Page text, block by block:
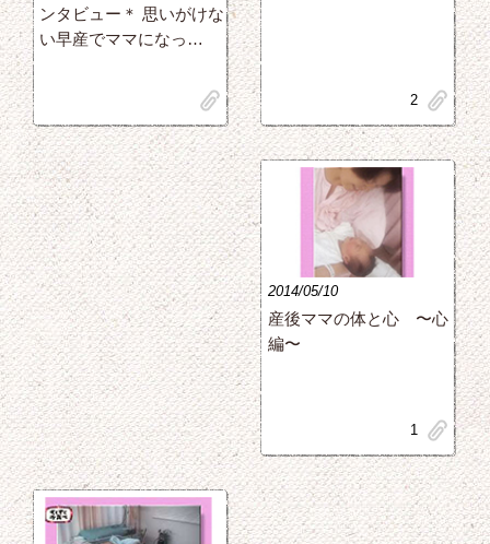
ンタビュー＊ 思いがけな
い早産でママになっ…
clip clip
2
2014/05/10
産後ママの体と心 〜心
編〜
clip
1